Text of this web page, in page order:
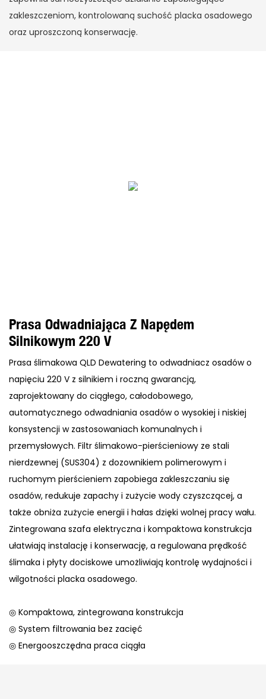
zakleszczeniom, kontrolowaną suchość placka osadowego
oraz uproszczoną konserwację.
Prasa Odwadniająca Z Napędem
Silnikowym 220 V
Prasa ślimakowa QLD Dewatering to odwadniacz osadów o
napięciu 220 V z silnikiem i roczną gwarancją,
zaprojektowany do ciągłego, całodobowego,
automatycznego odwadniania osadów o wysokiej i niskiej
konsystencji w zastosowaniach komunalnych i
przemysłowych. Filtr ślimakowo-pierścieniowy ze stali
nierdzewnej (SUS304) z dozownikiem polimerowym i
ruchomym pierścieniem zapobiega zakleszczaniu się
osadów, redukuje zapachy i zużycie wody czyszczącej, a
także obniża zużycie energii i hałas dzięki wolnej pracy wału.
Zintegrowana szafa elektryczna i kompaktowa konstrukcja
ułatwiają instalację i konserwację, a regulowana prędkość
ślimaka i płyty dociskowe umożliwiają kontrolę wydajności i
wilgotności placka osadowego.
◎ Kompaktowa, zintegrowana konstrukcja
◎ System filtrowania bez zacięć
◎ Energooszczędna praca ciągła